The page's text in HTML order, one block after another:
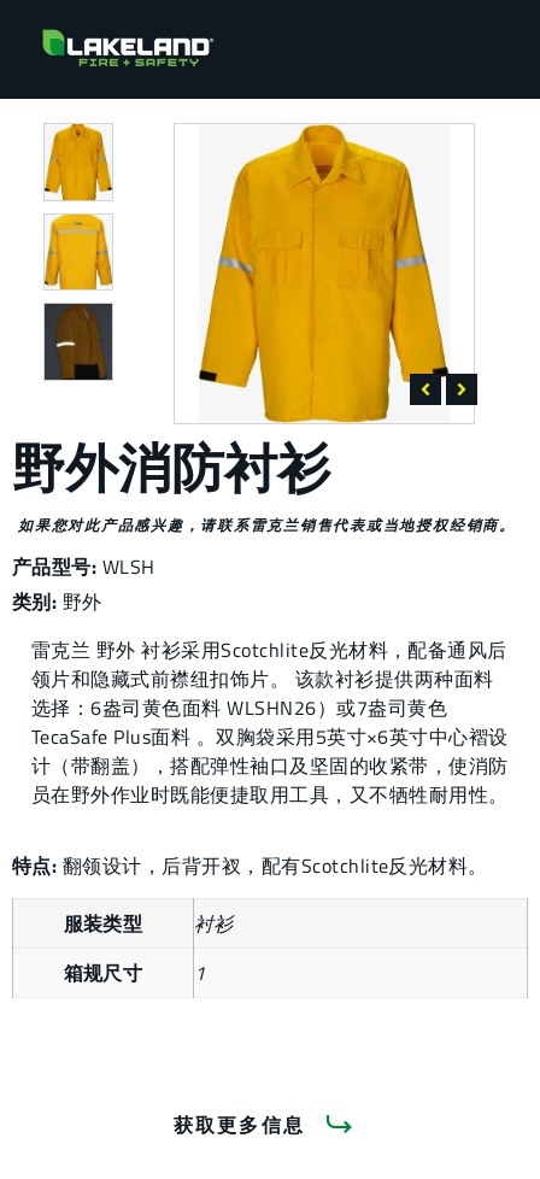
野外消防衬衫
如果您对此产品感兴趣，请联系雷克兰销售代表或当地授权经销商。
产品型号: WLSH
类别: 野外
雷克兰 野外 衬衫采用Scotchlite反光材料，配备通风后
领片和隐藏式前襟纽扣饰片。 该款衬衫提供两种面料
选择：6盎司黄色面料 WLSHN26）或7盎司黄色
TecaSafe Plus面料 。双胸袋采用5英寸×6英寸中心褶设
计（带翻盖），搭配弹性袖口及坚固的收紧带，使消防
员在野外作业时既能便捷取用工具，又不牺牲耐用性。
特点: 翻领设计，后背开衩，配有Scotchlite反光材料。
服装类型
衬衫
箱规尺寸
1
获取更多信息